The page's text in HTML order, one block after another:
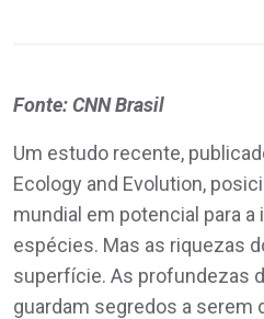
Fonte: CNN Brasil
Um estudo recente,
Ecology and Evolution,
mundial em potencial para
espécies. Mas as riquezas
superfície. As profundezas
guardam segredos a serem